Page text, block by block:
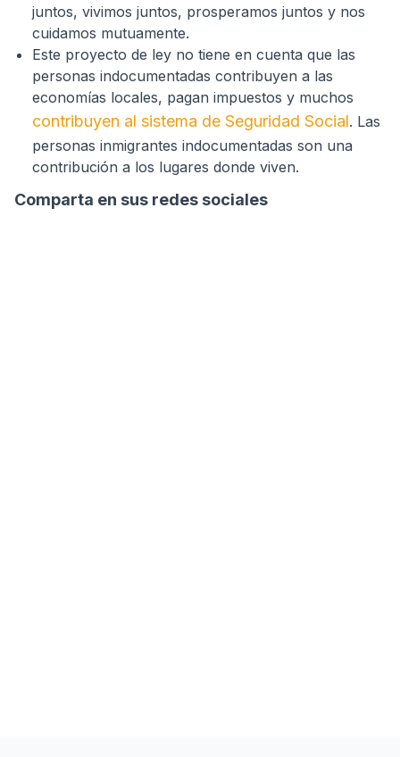
juntos, vivimos juntos, prosperamos juntos y nos
cuidamos mutuamente.
Este proyecto de ley no tiene en cuenta que las
personas indocumentadas contribuyen a las
economías locales, pagan impuestos y muchos
contribuyen al sistema de Seguridad Social. Las
personas inmigrantes indocumentadas son una
contribución a los lugares donde viven.
Comparta en sus redes sociales